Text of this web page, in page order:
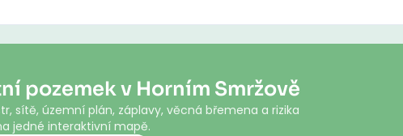
pozemek v Horním Smržově
sítě, územní plán, záplavy, věcná břemena a rizika
jedné interaktivní mapě.